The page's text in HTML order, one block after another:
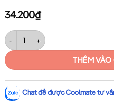
34.200₫
Đèn báo dọn phòng MPE A7CLR số
THÊM VÀO
Chat để được Coolmate tư